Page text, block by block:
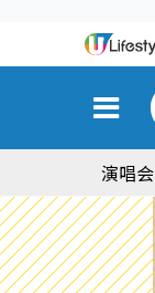
演唱会